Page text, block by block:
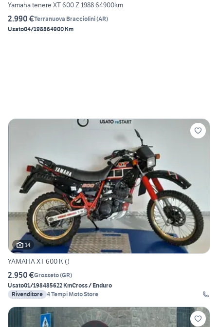
Yamaha tenere XT 600 Z 1988 64900km
2.990 €Terranuova Bracciolini(AR)
Usato04/198864900 Km
14
YAMAHA XT 600 K ()
2.950 €Grosseto(GR)
Usato01/198485622 KmCross / Enduro
Rivenditore 4 Tempi Moto Store